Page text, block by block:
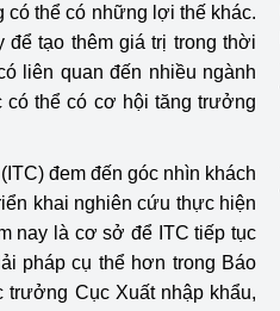
có thể có những lợi thế khác.
tạo thêm giá trị trong thời
liên quan đến nhiều ngành
có thể có cơ hội tăng trưởng
đem đến góc nhìn khách
khai nghiên cứu thực hiện
nay là cơ sở để ITC tiếp tục
pháp cụ thể hơn trong Báo
trưởng Cục Xuất nhập khẩu,